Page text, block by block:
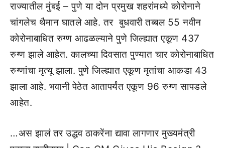
राज्यातील मुंबई – पुणे या दोन प्रमुख शहरांमध्ये कोरोनाने
चांगलेच थैमान घातले आहे. तर बुधवारी तब्बल 55 नवीन
कोरोनाबाधित रुग्ण आढळल्याने पुणे जिल्ह्यात एकूण 437
रुग्ण झाले आहेत. कालच्या दिवसात पुण्यात चार कोरोनाबाधित
रुग्णांचा मृत्यू झाला. पुणे जिल्ह्यात एकूण मृतांचा आकडा 43
झाला आहे. भवानी पेठेत आतापर्यंत एकूण 96 रुग्ण सापडले
आहेत.
…अस झालं तर उद्धव ठाकरेंना द्यावा लागणार मुख्यमंत्री